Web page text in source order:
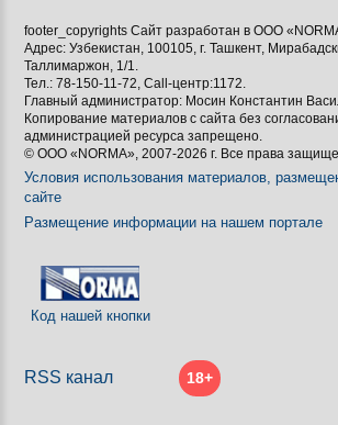
footer_copyrights Сайт разработан в ООО
Адрес: Узбекистан, 100105, г. Ташкент,
Таллимаржон, 1/1.
Тел.: 78-150-11-72, Call-центр:1172.
Главный администратор: Мосин Константин
Копирование материалов с сайта без
администрацией ресурса запрещено.
© ООО «NORMA», 2007-2026 г. Все права
Условия использования материалов,
сайте
Размещение информации на нашем портале
Код нашей кнопки
RSS канал 18+